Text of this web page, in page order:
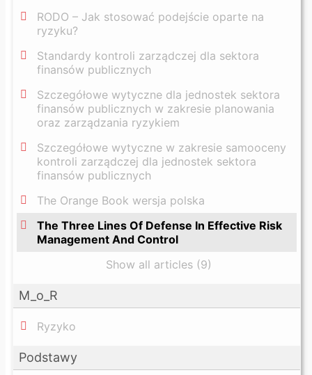
RODO – Jak stosować podejście oparte na
ryzyku?
Standardy kontroli zarządczej dla sektora
finansów publicznych
Szczegółowe wytyczne dla jednostek sektora
finansów publicznych w zakresie planowania
oraz zarządzania ryzykiem
Szczegółowe wytyczne w zakresie samooceny
kontroli zarządczej dla jednostek sektora
finansów publicznych
The Orange Book wersja polska
The Three Lines Of Defense In Effective Risk
Management And Control
Show all articles (9)
M_o_R
Ryzyko
Podstawy